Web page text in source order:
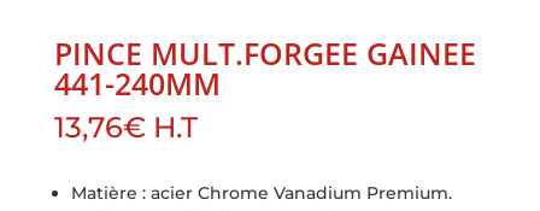
PINCE MULT.FORGEE GAINEE
441-240MM
13,76€ H.T
Matière : acier Chrome Vanadium Premium.